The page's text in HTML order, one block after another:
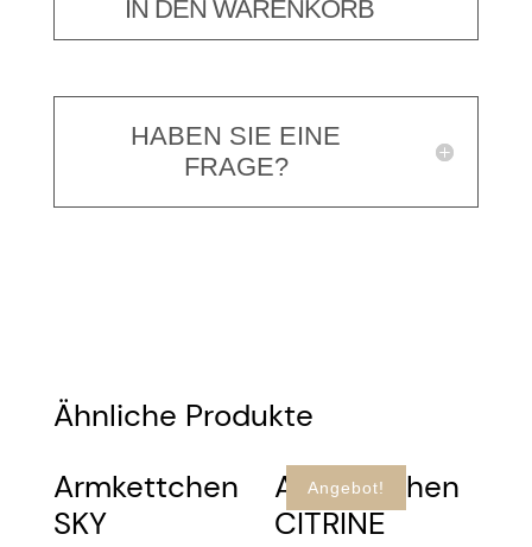
IN DEN WARENKORB
HABEN SIE EINE
FRAGE?
Ähnliche Produkte
Armkettchen
SKY
Angebot!
Armkettchen
CITRINE